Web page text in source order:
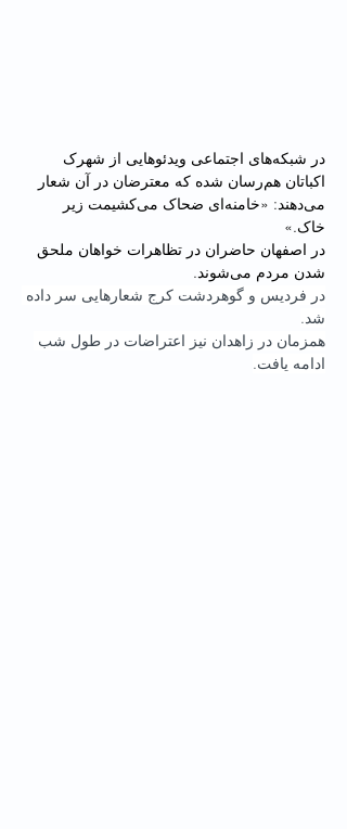
در شبکه‌های اجتماعی ویدئوهایی از شهرک
اکباتان هم‌رسان شده که معترضان در آن شعار
می‌دهند: «خامنه‌ای ضحاک می‌کشیمت زیر
خاک.»
در اصفهان حاضران در تظاهرات خواهان ملحق
شدن مردم می‌شوند.
در فردیس و گوهردشت کرج شعارهایی سر داده
شد.
همزمان در زاهدان نیز اعتراضات در طول شب
ادامه یافت.